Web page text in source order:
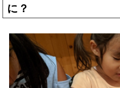
に？